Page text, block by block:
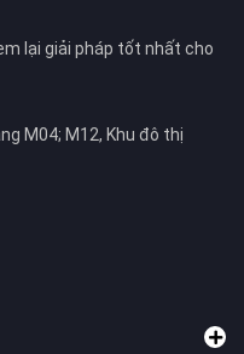
lại giải pháp tốt nhất cho
M04; M12, Khu đô thị